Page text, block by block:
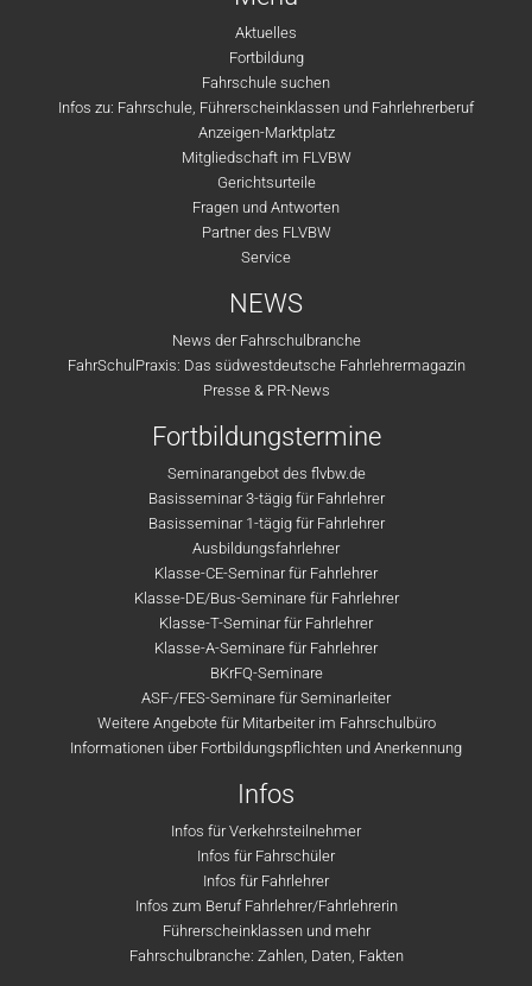
Aktuelles
Fortbildung
Fahrschule suchen
Infos zu: Fahrschule, Führerscheinklassen und Fahrlehrerberuf
Anzeigen-Marktplatz
Mitgliedschaft im FLVBW
Gerichtsurteile
Fragen und Antworten
Partner des FLVBW
Service
NEWS
News der Fahrschulbranche
FahrSchulPraxis: Das südwestdeutsche Fahrlehrermagazin
Presse & PR-News
Fortbildungstermine
Seminarangebot des flvbw.de
Basisseminar 3-tägig für Fahrlehrer
Basisseminar 1-tägig für Fahrlehrer
Ausbildungsfahrlehrer
Klasse-CE-Seminar für Fahrlehrer
Klasse-DE/Bus-Seminare für Fahrlehrer
Klasse-T-Seminar für Fahrlehrer
Klasse-A-Seminare für Fahrlehrer
BKrFQ-Seminare
ASF-/FES-Seminare für Seminarleiter
Weitere Angebote für Mitarbeiter im Fahrschulbüro
Informationen über Fortbildungspflichten und Anerkennung
Infos
Infos für Verkehrsteilnehmer
Infos für Fahrschüler
Infos für Fahrlehrer
Infos zum Beruf Fahrlehrer/Fahrlehrerin
Führerscheinklassen und mehr
Fahrschulbranche: Zahlen, Daten, Fakten